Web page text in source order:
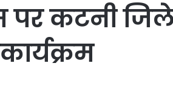
पर कटनी